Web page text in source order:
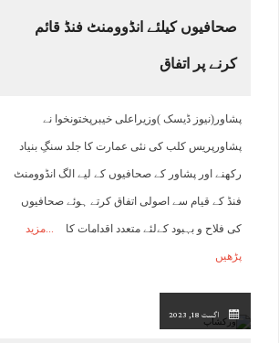
صحافیوں کیلئے انڈوومنٹ فنڈ قائم
کرنے پر اتفاق
پشاور(نیوز ڈیسک )وزیراعلی خیبرپختونخوا نے
پشاورپریس کلب کی نئی عمارت کا جلد سنگِ بنیاد
رکھنے اور پشاور کے صحافیوں کے لیے الگ انڈوومنٹ
فنڈ کے قیام سے اصولی اتفاق کرتے ہوئے صحافیوں
کی فلاح و بہبود کےلئے متعدد اقدامات کا مزید
پڑھیں
اگست 18, 2023